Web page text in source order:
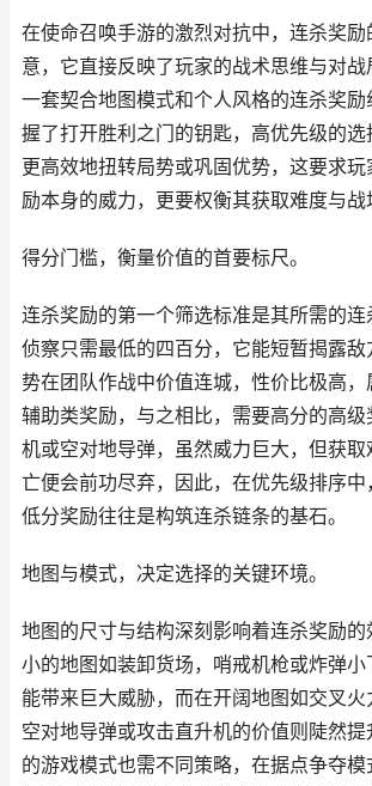
在使命召唤手游的激烈对抗中，连杀奖
意，它直接反映了玩家的战术思维与对
一套契合地图模式和个人风格的连杀奖励
握了打开胜利之门的钥匙，高优先级的
更高效地扭转局势或巩固优势，这要求
励本身的威力，更要权衡其获取难度与战
得分门槛，衡量价值的首要标尺。
连杀奖励的第一个筛选标准是其所需的
侦察只需最低的四百分，它能短暂揭露
势在团队作战中价值连城，性价比极高，
辅助类奖励，与之相比，需要高分的高
机或空对地导弹，虽然威力巨大，但获
亡便会前功尽弃，因此，在优先级排序
低分奖励往往是构筑连杀链条的基石。
地图与模式，决定选择的关键环境。
地图的尺寸与结构深刻影响着连杀奖励
小的地图如装卸货场，哨戒机枪或炸弹小
能带来巨大威胁，而在开阔地图如交叉
空对地导弹或攻击直升机的价值则陡然提
的游戏模式也需不同策略，在据点争夺